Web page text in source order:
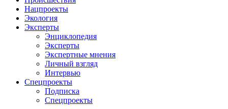
Нацпроекты
Экология
Эксперты
Энциклопедия
Эксперты
Экспертные мнения
Личный взгляд
Интервью
Спецпроекты
Подписка
Спецпроекты